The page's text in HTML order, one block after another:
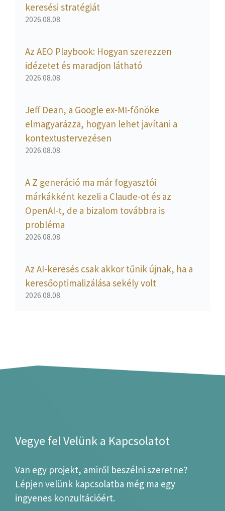
keresési stratégiát
2026.08.08.
Az AEO Playbook: Hogyan szerezzen
idézetet és maradjon látható
2026.08.08.
Jeff Dean, a Google ex-MI-főnöke
elmagyarázza, hogyan lehet javítani a
kontextustervezésen
2026.08.08.
A Z generáció ma már fogyasztói
márkákként kezeli a Claude-ot és az
OpenAI-t, de a bizalom továbbra is
probléma
2026.08.08.
Az AI-keresés csak akkor tűnik újnak, ha a
keresőoptimalizálása sekély volt
2026.08.08.
Vegye fel Velünk a Kapcsolatot
Van egy projekt, amiről beszélni szeretne?
Lépjen velünk kapcsolatba még ma egy
ingyenes konzultációért.